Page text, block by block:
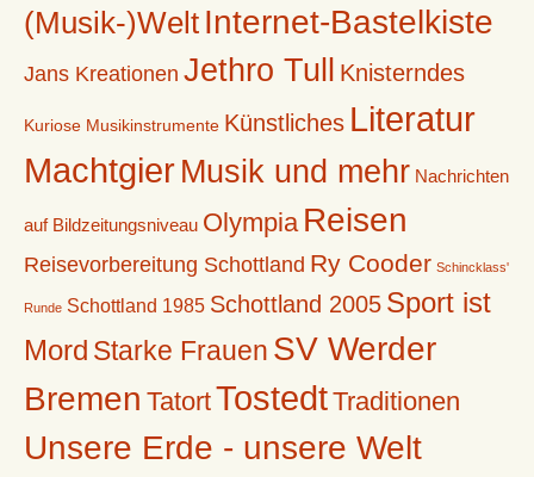
(Musik-)Welt Internet-Bastelkiste
Jans Kreationen Jethro Tull Knisterndes
Kuriose Musikinstrumente Künstliches Literatur
MachtgierMusik und mehr Nachrichten
auf Bildzeitungsniveau Olympia Reisen
Reisevorbereitung Schottland Ry Cooder Schincklass'
Runde Schottland 1985 Schottland 2005 Sport ist
Mord Starke Frauen SV Werder
Bremen TatortTostedtTraditionen
Unsere Erde - unsere Welt